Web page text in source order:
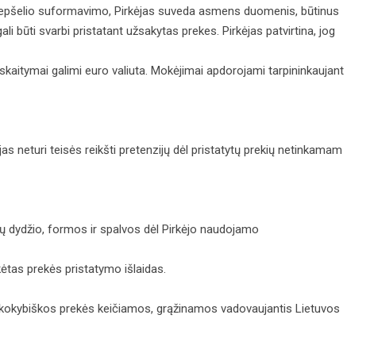
suformavimo, Pirkėjas suveda asmens duomenis, būtinus
būti svarbi pristatant užsakytas prekes. Pirkėjas patvirtina, jog
galimi euro valiuta. Mokėjimai apdorojami tarpininkaujant
neturi teisės reikšti pretenzijų dėl pristatytų prekių netinkamam
dydžio, formos ir spalvos dėl Pirkėjo naudojamo
prekės pristatymo išlaidas.
prekės keičiamos, grąžinamos vadovaujantis Lietuvos